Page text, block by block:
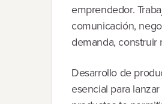
emprendedor.
comunicación,
demanda,
Desarrollo de
esencial para